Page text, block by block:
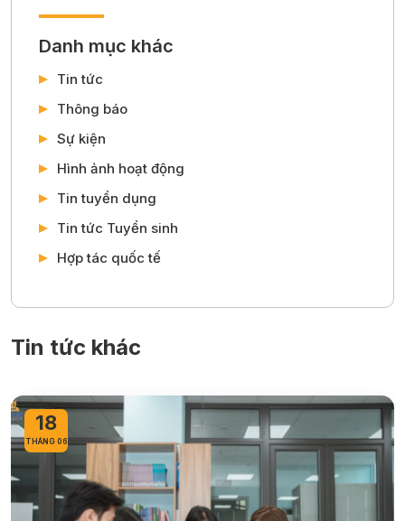
Danh mục khác
Tin tức
Thông báo
Sự kiện
Hình ảnh hoạt động
Tin tuyển dụng
Tin tức Tuyển sinh
Hợp tác quốc tế
Tin tức khác
18
THÁNG 06